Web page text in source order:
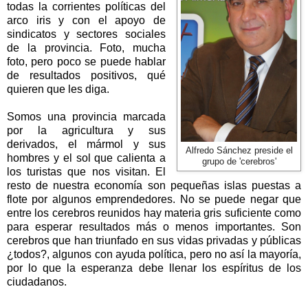
Alfredo Sánchez preside el
grupo de 'cerebros'
todas la corrientes políticas del
arco iris y con el apoyo de
sindicatos y sectores sociales
de la provincia. Foto, mucha
foto, pero poco se puede hablar
de resultados positivos, qué
quieren que les diga.
Somos una provincia marcada
por la agricultura y sus
derivados, el mármol y sus
hombres y el sol que calienta a
los turistas que nos visitan. El
resto de nuestra economía son pequeñas islas puestas a
flote por algunos emprendedores. No se puede negar que
entre los cerebros reunidos hay materia gris suficiente como
para esperar resultados más o menos importantes. Son
cerebros que han triunfado en sus vidas privadas y públicas
¿todos?, algunos con ayuda política, pero no así la mayoría,
por lo que la esperanza debe llenar los espíritus de los
ciudadanos.